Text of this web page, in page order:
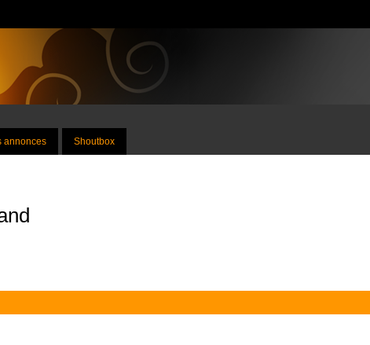
annonces Shoutbox